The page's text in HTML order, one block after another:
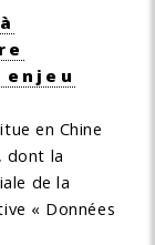
enjeu
en Chine
dont la
de la
« Données